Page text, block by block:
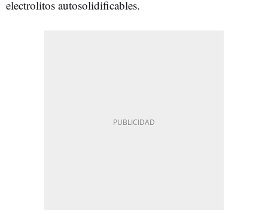
electrolitos autosolidificables.